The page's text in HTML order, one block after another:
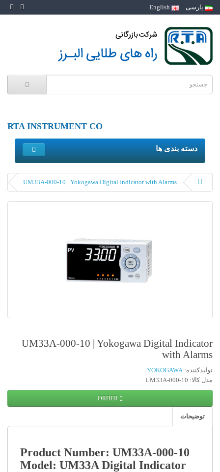
پارسی
RTA INSTRUMENT CO
دسته بندی ها
UM33A-000-10 | Yokogawa Digital Indicator with Alarms
UM33A-000-10 | Yokogawa Digital Indicator
with Alarms
تولیدکننده:YOKOGAWA
مدل کالا: UM33A-000-10
ORDER
توضیحات
Product Number: UM33A-000-10
Model: UM33A Digital Indicator